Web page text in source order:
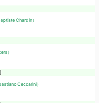
Chardin）
）
Ceccarini）